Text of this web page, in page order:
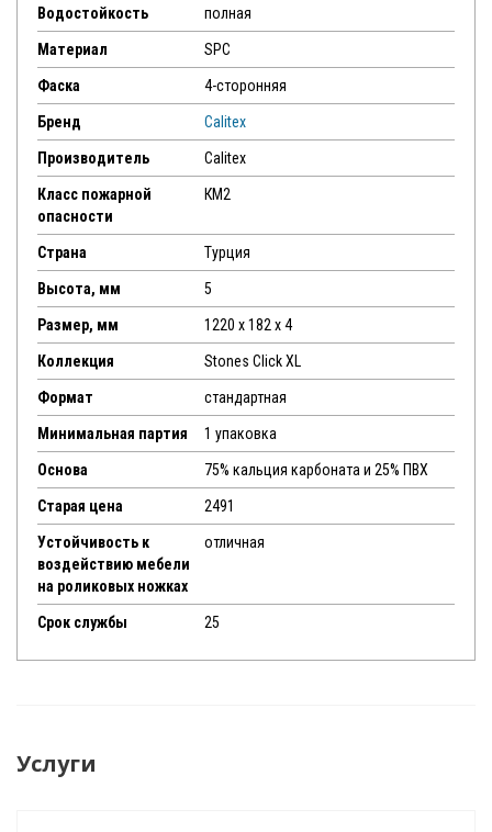
Водостойкость полная
Материал SPC
Фаска 4-сторонняя
Бренд Calitex
Производитель Calitex
Класс пожарной
опасности
КМ2
Страна Турция
Высота, мм 5
Размер, мм 1220 x 182 x 4
Коллекция Stones Click XL
Формат стандартная
Минимальная партия 1 упаковка
Основа 75% кальция карбоната и 25% ПВХ
Старая цена 2491
Устойчивость к
воздействию мебели
на роликовых ножках
отличная
Срок службы 25
Услуги